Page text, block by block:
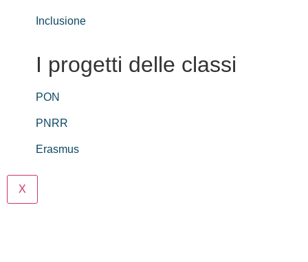
Inclusione
I progetti delle classi
PON
PNRR
Erasmus
X